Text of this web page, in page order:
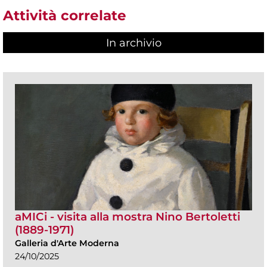
Attività correlate
In archivio
aMICi - visita alla mostra Nino Bertoletti
(1889-1971)
Galleria d'Arte Moderna
24/10/2025